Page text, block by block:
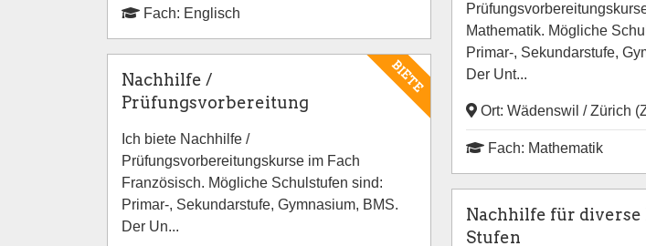
Fach: Englisch
Mathematik. Mögliche
Primar-, Sekundarstufe,
Der Unt...
Ort: Wädenswil / Zürich
Fach: Mathematik
BIETE
Nachhilfe /
Prüfungsvorbereitung
Ich biete Nachhilfe /
Prüfungsvorbereitungskurse im Fach
Französisch. Mögliche Schulstufen sind:
Primar-, Sekundarstufe, Gymnasium, BMS.
Der Un...
Nachhilfe für diverse
Stufen